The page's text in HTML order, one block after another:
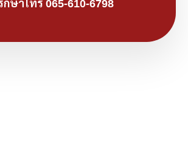
กษาโทร 065-610-6798